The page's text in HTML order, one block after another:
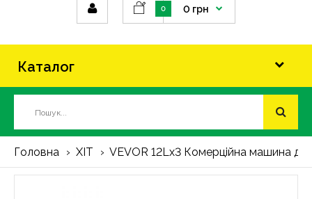
0 0 грн
Каталог
Головна ХІТ VEVOR 12Lx3 Комерційна машина